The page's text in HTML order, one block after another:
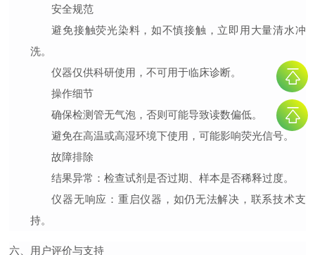
安全规范
避免接触荧光染料，如不慎接触，立即用大量清水冲
洗。
仪器仅供科研使用，不可用于临床诊断。
操作细节
确保检测管无气泡，否则可能导致读数偏低。
避免在高温或高湿环境下使用，可能影响荧光信号。
故障排除
结果异常 ：检查试剂是否过期、样本是否稀释过度。
仪器无响应 ：重启仪器，如仍无法解决，联系技术支
持。
六、用户评价与支持